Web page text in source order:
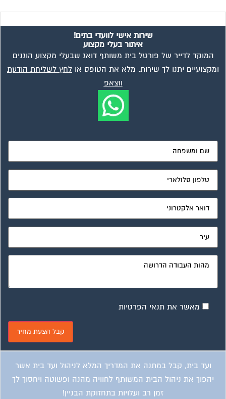
שירות אישי לוועדי בתים!
איתור בעלי מקצוע
המוקד לדייר של פורטל בית משותף דואג שבעלי מקצוע הוגנים
ומקצועיים יתנו לך שירות. מלא את הטופס אולחץ לשליחת הודעת
ווצאפ
מאשר את תנאי הפרטיות
ועד בית, קבל במתנה את המדריך המלא לניהול ועד בית אשר
יהפוך את ניהול הבית המשותף לחוויה מהנה ופשוטה ויחסוך לך
זמן רב ועלויות בתחזוקת הבניין!